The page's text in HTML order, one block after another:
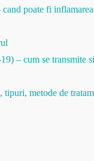
poate fi
– cum se transmite
tipuri, metode de